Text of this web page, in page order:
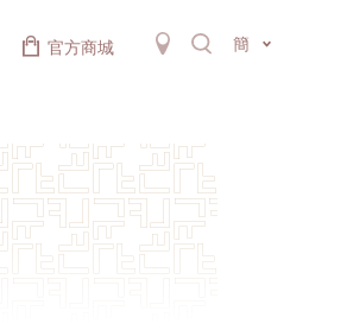
官方商城 簡